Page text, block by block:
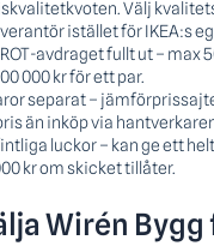
Välj
istället för IKEA:s
avdraget fullt ut – max
000 kr för ett par.
separat –
än inköp via
luckor – kan ge ett
kr om skicket tillåter.
Wirén Bygg